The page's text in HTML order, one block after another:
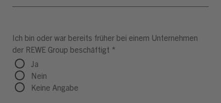
Ich bin oder war bereits früher bei einem Unternehmen
der REWE Group beschäftigt *
Ja
Nein
Keine Angabe